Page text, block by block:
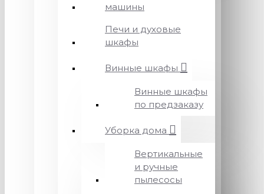
машины
Печи и духовые
шкафы
Винные шкафы
Винные шкафы
по предзаказу
Уборка дома
Вертикальные
и ручные
пылесосы